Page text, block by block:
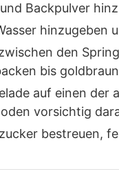
Backpulver
hinzugeben
den
bis
auf einen der
vorsichtig
bestreuen,